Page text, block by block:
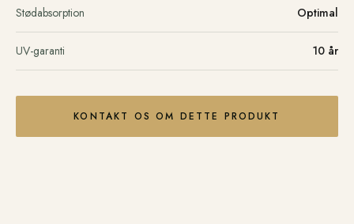
Stødabsorption Optimal
UV-garanti 10 år
KONTAKT OS OM DETTE PRODUKT